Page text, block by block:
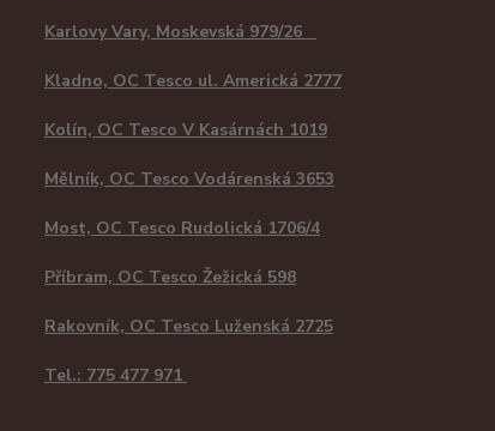
Karlovy Vary, Moskevská 979/26
Kladno, OC Tesco ul. Americká 2777
Kolín, OC Tesco V Kasárnách 1019
Mělník, OC Tesco Vodárenská 3653
Most, OC Tesco Rudolická 1706/4
Příbram, OC Tesco Žežická 598
Rakovník, OC Tesco Luženská 2725
Tel.: 775 477 971